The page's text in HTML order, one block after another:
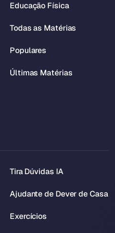
Educação Física
Todas as Matérias
Populares
Últimas Matérias
Tira Dúvidas IA
Ajudante de Dever de Casa
Exercícios